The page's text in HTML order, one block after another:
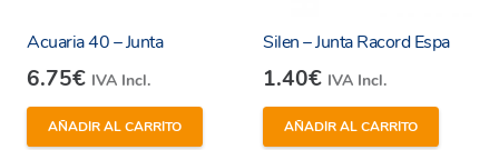
Acuaria 40 – Junta
6.75€ IVA Incl.
AÑADIR AL CARRITO
Silen – Junta Racord Espa
1.40€ IVA Incl.
AÑADIR AL CARRITO